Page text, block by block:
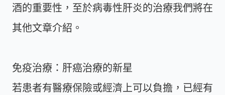
酒的重要性，至於病毒性肝炎的治療我們將在
其他文章介紹。
免疫治療：肝癌治療的新星
若患者有醫療保險或經濟上可以負擔，已經有